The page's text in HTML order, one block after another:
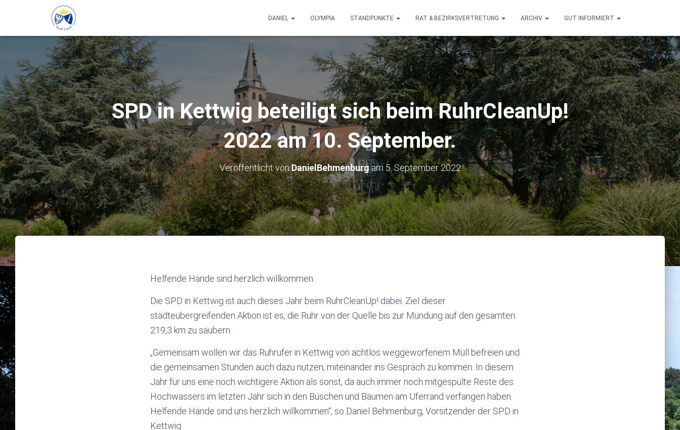
DANIEL OLYMPIA STANDPUNKTE RAT & BEZIRKSVERTRETUNG ARCHIV GUT INFORMIERT
SPD in Kettwig beteiligt sich beim RuhrCleanUp!
2022 am 10. September.
Veröffentlicht vonDanielBehmenburgam5. September 2022
Helfende Hände sind herzlich willkommen.
Die SPD in Kettwig ist auch dieses Jahr beim RuhrCleanUp! dabei. Ziel dieser
städteübergreifenden Aktion ist es, die Ruhr von der Quelle bis zur Mündung auf den gesamten
219,3 km zu säubern.
„Gemeinsam wollen wir das Ruhrufer in Kettwig von achtlos weggeworfenem Müll befreien und
die gemeinsamen Stunden auch dazu nutzen, miteinander ins Gespräch zu kommen. In diesem
Jahr für uns eine noch wichtigere Aktion als sonst, da auch immer noch mitgespülte Reste des
Hochwassers im letzten Jahr sich in den Büschen und Bäumen am Uferrand verfangen haben.
Helfende Hände sind uns herzlich willkommen“, so Daniel Behmenburg, Vorsitzender der SPD in
Kettwig.